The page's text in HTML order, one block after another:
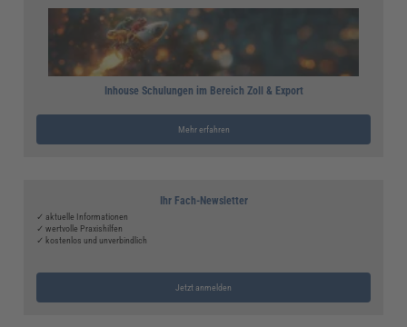
Inhouse Schulungen im Bereich Zoll & Export
Mehr erfahren
Ihr Fach-Newsletter
✓ aktuelle Informationen
✓ wertvolle Praxishilfen
✓ kostenlos und unverbindlich
Jetzt anmelden